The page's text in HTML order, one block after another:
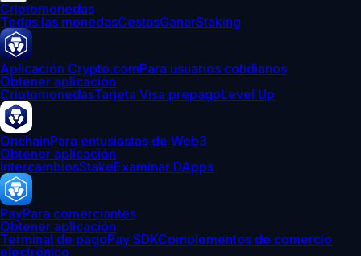
Criptomonedas
Todas las monedasCestasGanarStaking
Aplicación Crypto.comPara usuarios cotidianos
Obtener aplicación
CriptomonedasTarjeta Visa prepagoLevel Up
OnchainPara entusiastas de Web3
Obtener aplicación
IntercambiosStakeExaminar DApps
PayPara comerciantes
Obtener aplicación
Terminal de pagoPay SDKComplementos de comercio
electrónico